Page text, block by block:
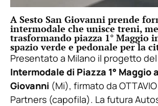
A Sesto San Giovanni prende
intermodale che unisce treni,
trasformando piazza 1° Maggio
spazio verde e pedonale per la
Presentato a Milano il progetto
Intermodale di Piazza 1° Maggio
Giovanni (Mi), firmato da OTTAVIO
Partners (capofila). La futura